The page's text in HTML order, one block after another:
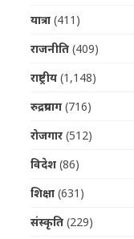
यात्रा(411)
राजनीति(409)
राष्ट्रीय(1,148)
रुद्रप्रयाग(716)
रोजगार(512)
विदेश(86)
शिक्षा(631)
संस्कृति(229)